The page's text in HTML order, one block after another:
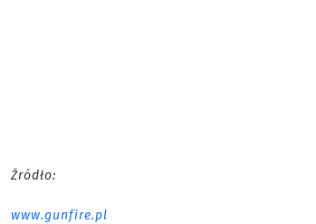
Źródło:
www.gunfire.pl